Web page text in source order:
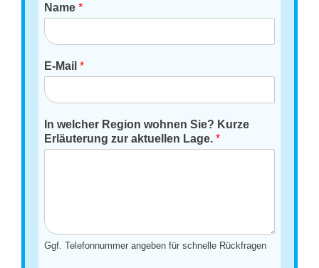
Name*
E-Mail*
In welcher Region wohnen Sie? Kurze
Erläuterung zur aktuellen Lage.*
Ggf. Telefonnummer angeben für schnelle Rückfragen